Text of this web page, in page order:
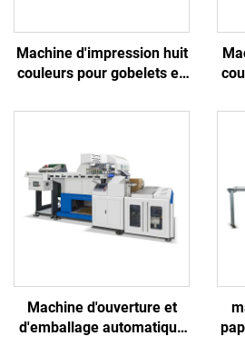
Machine d'impression huit
couleurs pour gobelets en
Machine d'ouverture et
d'emballage automatique